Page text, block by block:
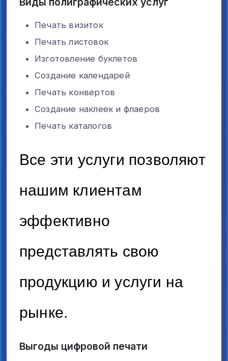
Печать визиток
Печать листовок
Изготовление буклетов
Создание календарей
Печать конвертов
Создание наклеек и флаеров
Печать каталогов
Все эти услуги позволяют
нашим клиентам
эффективно
представлять свою
продукцию и услуги на
рынке.
Выгоды цифровой печати